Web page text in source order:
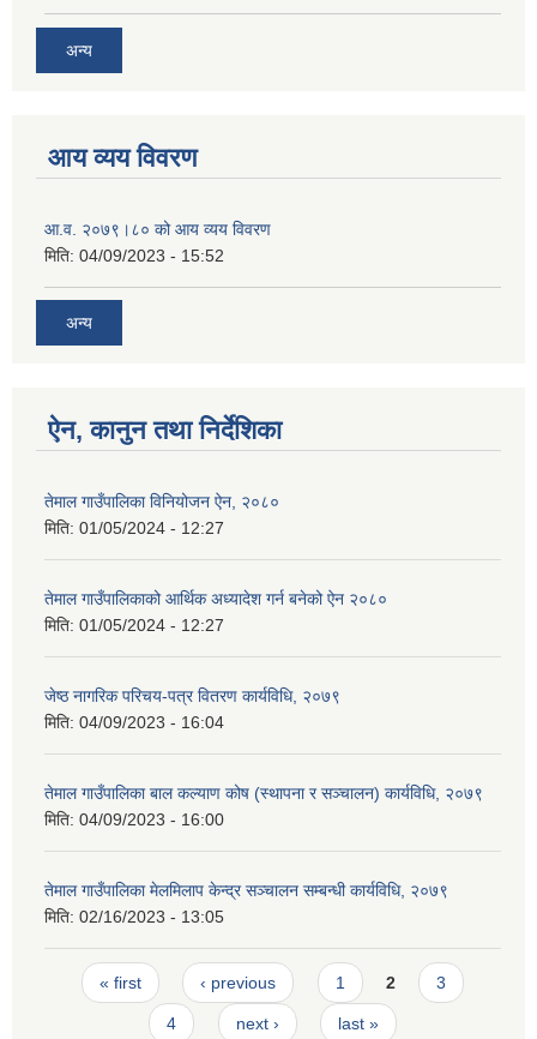
अन्य
आय व्यय विवरण
आ.व. २०७९।८० को आय व्यय विवरण
मिति: 04/09/2023 - 15:52
अन्य
ऐन, कानुन तथा निर्देशिका
तेमाल गाउँपालिका विनियोजन ऐन, २०८०
मिति: 01/05/2024 - 12:27
तेमाल गाउँपालिकाको आर्थिक अध्यादेश गर्न बनेको ऐन २०८०
मिति: 01/05/2024 - 12:27
जेष्ठ नागरिक परिचय-पत्र वितरण कार्यविधि, २०७९
मिति: 04/09/2023 - 16:04
तेमाल गाउँपालिका बाल कल्याण कोष (स्थापना र सञ्चालन) कार्यविधि, २०७९
मिति: 04/09/2023 - 16:00
तेमाल गाउँपालिका मेलमिलाप केन्द्र सञ्चालन सम्बन्धी कार्यविधि, २०७९
मिति: 02/16/2023 - 13:05
Pages
« first ‹ previous 1 2 3
4 next › last »